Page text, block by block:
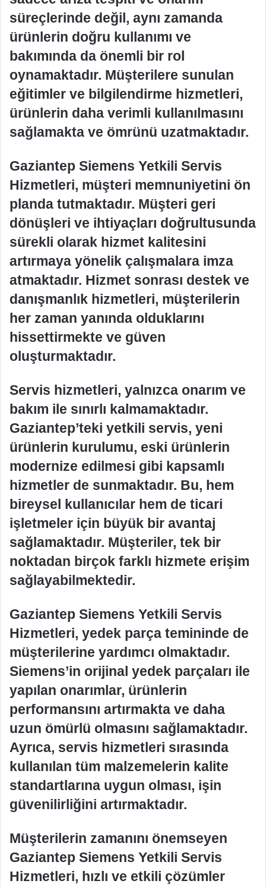
süreçlerinde değil, aynı zamanda
ürünlerin doğru kullanımı ve
bakımında da önemli bir rol
oynamaktadır. Müşterilere sunulan
eğitimler ve bilgilendirme hizmetleri,
ürünlerin daha verimli kullanılmasını
sağlamakta ve ömrünü uzatmaktadır.
Gaziantep Siemens Yetkili Servis
Hizmetleri, müşteri memnuniyetini ön
planda tutmaktadır. Müşteri geri
dönüşleri ve ihtiyaçları doğrultusunda
sürekli olarak hizmet kalitesini
artırmaya yönelik çalışmalara imza
atmaktadır. Hizmet sonrası destek ve
danışmanlık hizmetleri, müşterilerin
her zaman yanında olduklarını
hissettirmekte ve güven
oluşturmaktadır.
Servis hizmetleri, yalnızca onarım ve
bakım ile sınırlı kalmamaktadır.
Gaziantep’teki yetkili servis, yeni
ürünlerin kurulumu, eski ürünlerin
modernize edilmesi gibi kapsamlı
hizmetler de sunmaktadır. Bu, hem
bireysel kullanıcılar hem de ticari
işletmeler için büyük bir avantaj
sağlamaktadır. Müşteriler, tek bir
noktadan birçok farklı hizmete erişim
sağlayabilmektedir.
Gaziantep Siemens Yetkili Servis
Hizmetleri, yedek parça temininde de
müşterilerine yardımcı olmaktadır.
Siemens’in orijinal yedek parçaları ile
yapılan onarımlar, ürünlerin
performansını artırmakta ve daha
uzun ömürlü olmasını sağlamaktadır.
Ayrıca, servis hizmetleri sırasında
kullanılan tüm malzemelerin kalite
standartlarına uygun olması, işin
güvenilirliğini artırmaktadır.
Müşterilerin zamanını önemseyen
Gaziantep Siemens Yetkili Servis
Hizmetleri, hızlı ve etkili çözümler